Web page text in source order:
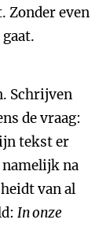
Zonder even
Schrijven
de vraag:
tekst er
namelijk na
van al
In onze